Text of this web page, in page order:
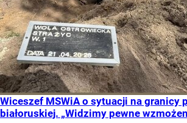
Wiceszef MSWiA o sytuacji na granicy
białoruskiej. „Widzimy pewne